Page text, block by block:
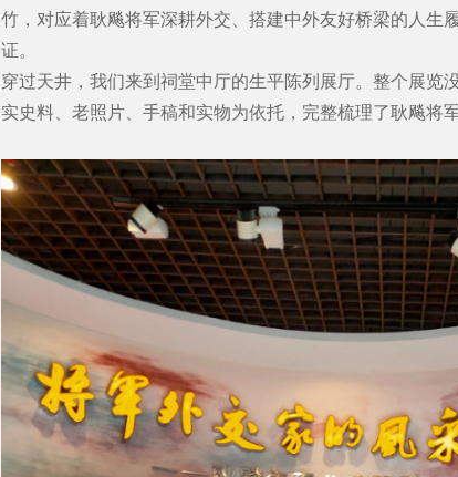
竹，对应着耿飚将军深耕外交、搭建中外友好桥梁的人生
证。
穿过天井，我们来到祠堂中厅的生平陈列展厅。整个展览
实史料、老照片、手稿和实物为依托，完整梳理了耿飚将